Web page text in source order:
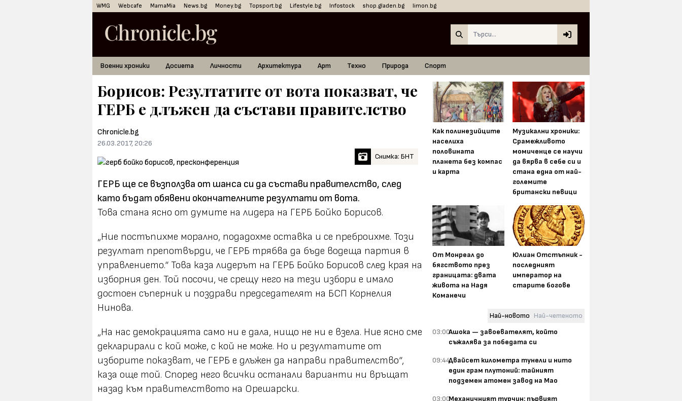
WMG Webcafe MamaMia News.bg Money.bg Topsport.bg Lifestyle.bg Infostock shop.gladen.bg limon.bg
Военни хроники Досиета Личности Архитектура Арт Техно Природа Спорт
Борисов: Резултатите от вота показват, че
ГЕРБ е длъжен да състави правителство
Chronicle.bg
26.03.2017, 20:26
Снимка: БНТ
ГЕРБ ще се възползва от шанса си да състави правителство, след
като бъдат обявени окончателните резултати от вота.
Това стана ясно от думите на лидера на ГЕРБ Бойко Борисов.
„Ние постъпихме морално, подадохме оставка и се преброихме. Този
резултат препотвърди, че ГЕРБ трябва да бъде водеща партия в
управлението.“ Това каза лидерът на ГЕРБ Бойко Борисов след края на
изборния ден. Той посочи, че срещу него на тези избори е имало
достоен съперник и поздрави председателят на БСП Корнелия
Нинова.
„На нас демокрацията само ни е дала, нищо не ни е взела. Ние ясно сме
декларирали с кой може, с кой не може. Но и резултатите от
изборите показват, че ГЕРБ е длъжен да направи правителство“,
каза още той. Според него всички останали варианти ни връщат
назад към правителството на Орешарски.
Как полинезийците
населиха
половината
планета без компас
и карта
Музикални хроники:
Срамежливото
момиченце се научи
да вярва в себе си и
стана една от най-
големите
британски певици
От Монреал до
бягството през
границата: двата
живота на Надя
Команечи
Юлиан Отстъпник -
последният
император на
старите богове
Най-новото Най-четеното
03:00Ашока — завоевателят, който
съжалява за победата си
09:44Двайсет километра тунели и нито
един грам плутоний: тайният
подземен атомен завод на Мао
03:00Механичният турчин: първият